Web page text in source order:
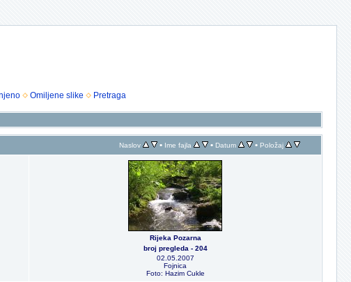
Omiljene slike Pretraga
Naslov • Ime fajla • Datum • Položaj
Rijeka Pozarna
broj pregleda - 204
02.05.2007
Fojnica
Foto: Hazim Cukle